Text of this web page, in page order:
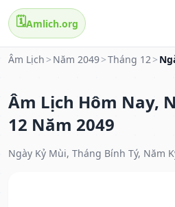
🗓️Amlich.org
Âm Lịch > Năm 2049>Tháng 12>
Âm Lịch Hôm Nay,
12 Năm 2049
Ngày Kỷ Mùi, Tháng Bính Tý, Năm